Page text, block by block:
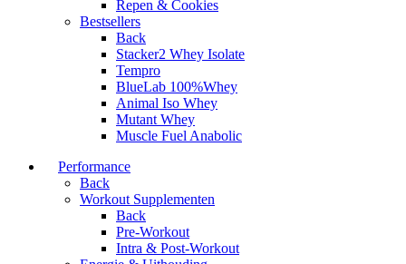
Repen & Cookies
Bestsellers
Back
Stacker2 Whey Isolate
Tempro
BlueLab 100%Whey
Animal Iso Whey
Mutant Whey
Muscle Fuel Anabolic
Performance
Back
Workout Supplementen
Back
Pre-Workout
Intra & Post-Workout